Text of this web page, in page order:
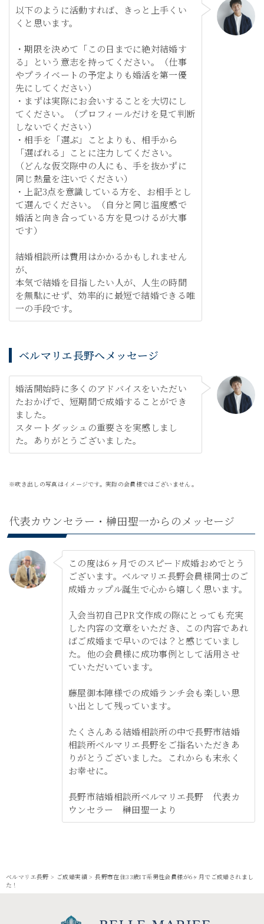
以下のように活動すれば、きっと上手くい
くと思います。
・期限を決めて「この日までに絶対結婚す
る」という意志を持ってください。（仕事
やプライベートの予定よりも婚活を第一優
先にしてください）
・まずは実際にお会いすることを大切にし
てください。（プロフィールだけを見て判断
しないでください）
・相手を「選ぶ」ことよりも、相手から
「選ばれる」ことに注力してください。
（どんな仮交際中の人にも、手を抜かずに
同じ熱量を注いでください）
・上記3点を意識している方を、お相手とし
て選んでください。（自分と同じ温度感で
婚活と向き合っている方を見つけるが大事
です）
結婚相談所は費用はかかるかもしれません
が、
本気で結婚を目指したい人が、人生の時間
を無駄にせず、効率的に最短で結婚できる唯
一の手段です。
ベルマリエ長野へメッセージ
婚活開始時に多くのアドバイスをいただい
たおかげで、短期間で成婚することができ
ました。
スタートダッシュの重要さを実感しまし
た。ありがとうございました。
※吹き出しの写真はイメージです。実際の会員様ではございません。
代表カウンセラー・榊田聖一からのメッセージ
この度は6ヶ月でのスピード成婚おめでとう
ございます。ベルマリエ長野会員様同士のご
成婚カップル誕生で心から嬉しく思います。
入会当初自己PR文作成の際にとっても充実
した内容の文章をいただき、この内容であれ
ばご成婚まで早いのでは？と感じていまし
た。他の会員様に成功事例として活用させ
ていただいています。
藤屋御本陣様での成婚ランチ会も楽しい思
い出として残っています。
たくさんある結婚相談所の中で長野市結婚
相談所ベルマリエ長野をご指名いただきあ
りがとうございました。これからも末永く
お幸せに。
長野市結婚相談所ベルマリエ長野 代表カ
ウンセラー 榊田聖一より
ベルマリエ長野 > ご成婚実績 >長野市在住33歳IT系男性会員様が6ヶ月でご成婚されまし
た！